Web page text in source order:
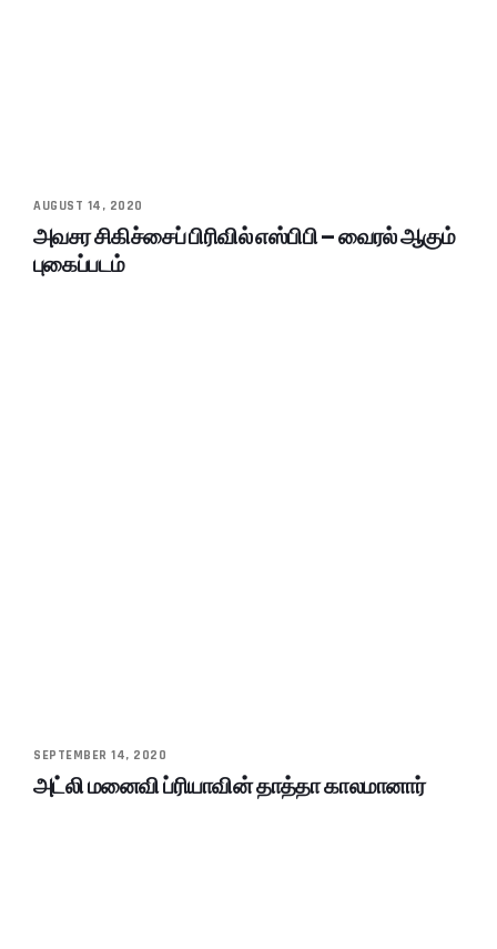
AUGUST 14, 2020
அவசர சிகிச்சைப் பிரிவில் எஸ்பிபி – வைரல் ஆகும்
புகைப்படம்
SEPTEMBER 14, 2020
அட்லி மனைவி ப்ரியாவின் தாத்தா காலமானார்